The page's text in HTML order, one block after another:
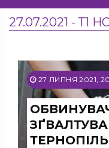
27.07.2021 - Т1
27 ЛИПНЯ 2021,